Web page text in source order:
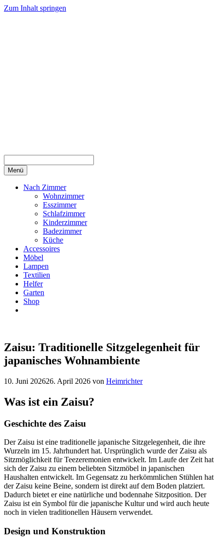
Zum Inhalt springen
Menü
Nach Zimmer
Wohnzimmer
Esszimmer
Schlafzimmer
Kinderzimmer
Badezimmer
Küche
Accessoires
Möbel
Lampen
Textilien
Helfer
Garten
Shop
Zaisu: Traditionelle Sitzgelegenheit für
japanisches Wohnambiente
10. Juni 202626. April 2026 von Heimrichter
Was ist ein Zaisu?
Geschichte des Zaisu
Der Zaisu ist eine traditionelle japanische Sitzgelegenheit, die ihre
Wurzeln im 15. Jahrhundert hat. Ursprünglich wurde der Zaisu als
Sitzmöglichkeit für Teezeremonien entwickelt. Im Laufe der Zeit hat
sich der Zaisu zu einem beliebten Sitzmöbel in japanischen
Haushalten entwickelt. Im Gegensatz zu herkömmlichen Stühlen hat
der Zaisu keine Beine, sondern ist direkt auf dem Boden platziert.
Dadurch bietet er eine natürliche und bodennahe Sitzposition. Der
Zaisu ist ein Symbol für die japanische Kultur und wird auch heute
noch in vielen traditionellen Häusern verwendet.
Design und Konstruktion